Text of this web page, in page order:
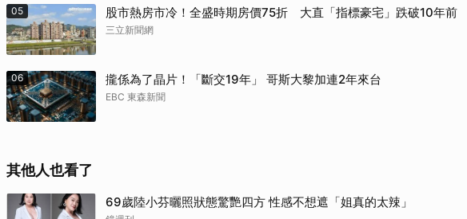
05 股市熱房市冷！全盛時期房價75折 大直「指標豪宅」跌破10年前
三立新聞網
06 攏係為了晶片！「斷交19年」 哥斯大黎加連2年來台
EBC 東森新聞
其他人也看了
69歲陸小芬曬照狀態驚艷四方 性感不想遮「姐真的太辣」